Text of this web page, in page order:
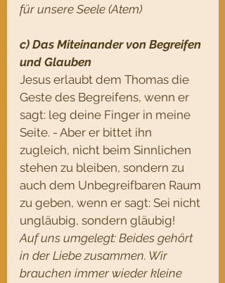
für unsere Seele (Atem)
c) Das Miteinander von Begreifen
und Glauben
Jesus erlaubt dem Thomas die
Geste des Begreifens, wenn er
sagt: leg deine Finger in meine
Seite. - Aber er bittet ihn
zugleich, nicht beim Sinnlichen
stehen zu bleiben, sondern zu
auch dem Unbegreifbaren Raum
zu geben, wenn er sagt: Sei nicht
ungläubig, sondern gläubig!
Auf uns umgelegt: Beides gehört
in der Liebe zusammen. Wir
brauchen immer wieder kleine